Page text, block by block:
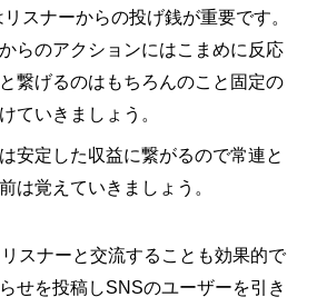
スナーからの投げ銭が重要です。
らのアクションにはこまめに反応
繋げるのはもちろんのこと固定の
ていきましょう。
安定した収益に繋がるので常連と
は覚えていきましょう。
スナーと交流することも効果的で
せを投稿しSNSのユーザーを引き